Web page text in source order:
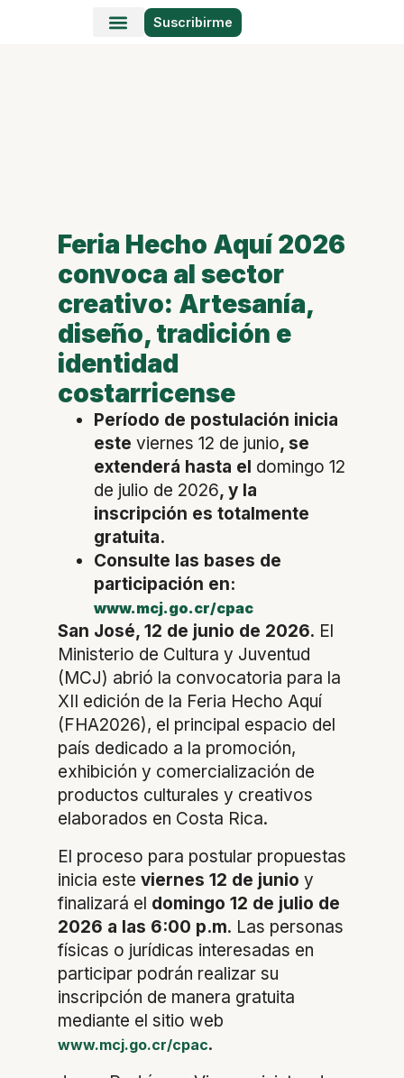
Suscribirme
Feria Hecho Aquí 2026
convoca al sector
creativo: Artesanía,
diseño, tradición e
identidad
costarricense
Período de postulación inicia
este viernes 12 de junio, se
extenderá hasta el domingo 12
de julio de 2026, y la
inscripción es totalmente
gratuita.
Consulte las bases de
participación en:
www.mcj.go.cr/cpac
San José, 12 de junio de 2026. El
Ministerio de Cultura y Juventud
(MCJ) abrió la convocatoria para la
XII edición de la Feria Hecho Aquí
(FHA2026), el principal espacio del
país dedicado a la promoción,
exhibición y comercialización de
productos culturales y creativos
elaborados en Costa Rica.
El proceso para postular propuestas
inicia este viernes 12 de junio y
finalizará el domingo 12 de julio de
2026 a las 6:00 p.m. Las personas
físicas o jurídicas interesadas en
participar podrán realizar su
inscripción de manera gratuita
mediante el sitio web
www.mcj.go.cr/cpac.